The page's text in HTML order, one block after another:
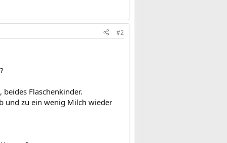
#2
Flaschenkinder.
und zu ein wenig Milch wieder